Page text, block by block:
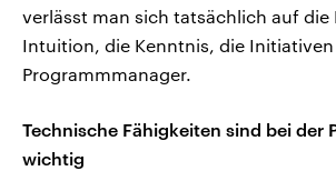
verlässt man sich tatsächlich auf die
Intuition, die Kenntnis, die
Programmmanager.
Technische Fähigkeiten sind bei der
wichtig